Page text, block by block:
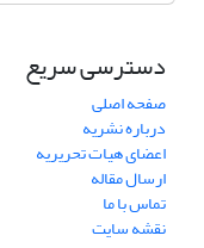
دسترسی سریع
صفحه اصلی
درباره نشریه
اعضای هیات تحریریه
ارسال مقاله
تماس با ما
نقشه سایت